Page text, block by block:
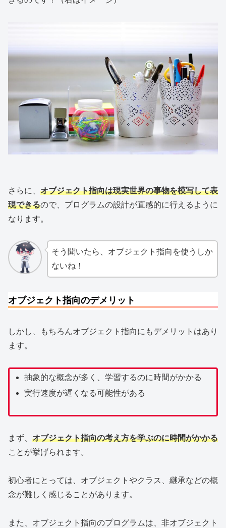
さらに、 オブジェクト指向は現実世界の事物を模写して表
現できるので、プログラムの設計が直感的に行えるように
なります。
そう聞いたら、オブジェクト指向を使うしか
ないね！
オブジェクト指向のデメリット
しかし、もちろんオブジェクト指向にもデメリットはあり
ます。
抽象的な概念が多く、学習するのに時間がかかる
実行速度が遅くなる可能性がある
まず、 オブジェクト指向の考え方を学ぶのに時間がかかる
ことが挙げられます。
初心者にとっては、オブジェクトやクラス、継承などの概
念が難しく感じることがあります。
また、オブジェクト指向のプログラムは、非オブジェクト